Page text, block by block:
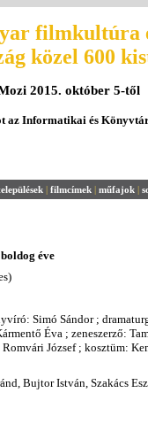
filmkultúra
közel 600
2015. október 5-től
az Informatikai és
| filmcímek | műfajok |
éve
Simó Sándor ;
Éva ; zeneszerző:
József ; kosztüm:
Bujtor István, Szakács